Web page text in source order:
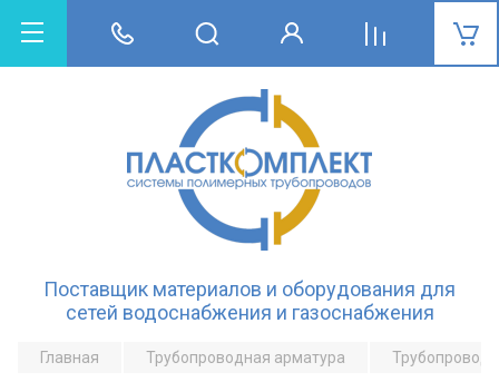
Поставщик материалов и оборудования для
сетей водоснабжения и газоснабжения
Главная Трубопроводная арматура